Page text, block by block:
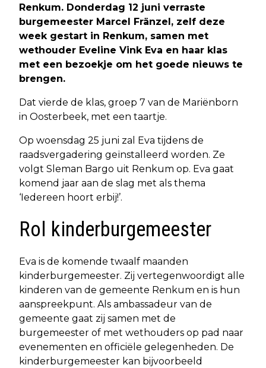
Renkum. Donderdag 12 juni verraste
burgemeester Marcel Fränzel, zelf deze
week gestart in Renkum, samen met
wethouder Eveline Vink Eva en haar klas
met een bezoekje om het goede nieuws te
brengen.
Dat vierde de klas, groep 7 van de Mariënborn
in Oosterbeek, met een taartje.
Op woensdag 25 juni zal Eva tijdens de
raadsvergadering geïnstalleerd worden. Ze
volgt Sleman Bargo uit Renkum op. Eva gaat
komend jaar aan de slag met als thema
‘Iedereen hoort erbij!’.
Rol kinderburgemeester
Eva is de komende twaalf maanden
kinderburgemeester. Zij vertegenwoordigt alle
kinderen van de gemeente Renkum en is hun
aanspreekpunt. Als ambassadeur van de
gemeente gaat zij samen met de
burgemeester of met wethouders op pad naar
evenementen en officiële gelegenheden. De
kinderburgemeester kan bijvoorbeeld